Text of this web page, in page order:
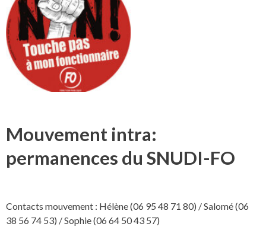
Mouvement intra:
permanences du SNUDI-FO
Contacts mouvement : Hélène (06 95 48 71 80) / Salomé (06
38 56 74 53) / Sophie (06 64 50 43 57)